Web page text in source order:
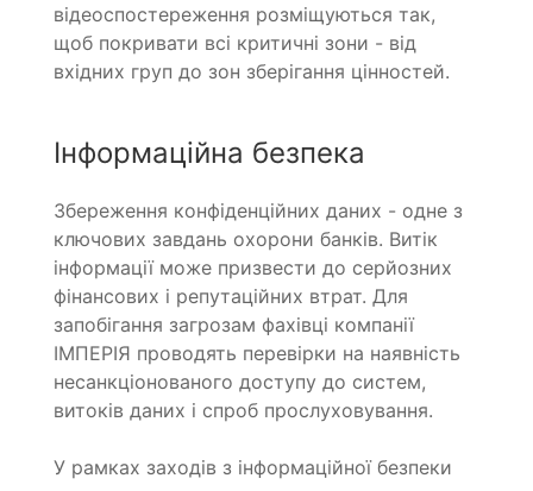
відеоспостереження розміщуються так,
щоб покривати всі критичні зони - від
вхідних груп до зон зберігання цінностей.
Інформаційна безпека
Збереження конфіденційних даних - одне з
ключових завдань охорони банків. Витік
інформації може призвести до серйозних
фінансових і репутаційних втрат. Для
запобігання загрозам фахівці компанії
ІМПЕРІЯ проводять перевірки на наявність
несанкціонованого доступу до систем,
витоків даних і спроб прослуховування.
У рамках заходів з інформаційної безпеки